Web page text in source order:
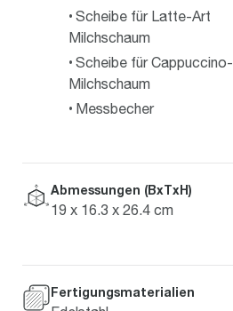
Scheibe für Latte-Art
Milchschaum
Scheibe für Cappuccino-
Milchschaum
Messbecher
Abmessungen (BxTxH)
19 x 16.3 x 26.4 cm
Fertigungsmaterialien